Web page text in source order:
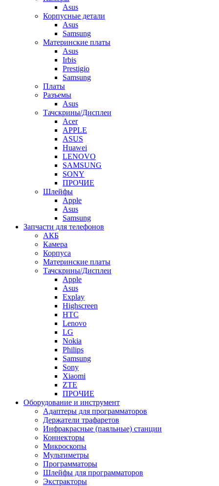
Asus
Корпусные детали
Asus
Samsung
Материнские платы
Asus
Irbis
Prestigio
Samsung
Платы
Разъемы
Asus
Тачскрины/Дисплеи
Acer
APPLE
ASUS
Huawei
LENOVO
SAMSUNG
SONY
ПРОЧИЕ
Шлейфы
Apple
Asus
Samsung
Запчасти для телефонов
АКБ
Камера
Корпуса
Материнские платы
Тачскрины/Дисплеи
Apple
Asus
Explay
Highscreen
HTC
Lenovo
LG
Nokia
Philips
Samsung
Sony
Xiaomi
ZTE
ПРОЧИЕ
Оборудование и инструмент
Адаптеры для программаторов
Держатели трафаретов
Инфракрасные (паяльные) станции
Коннекторы
Микроскопы
Мультиметры
Программаторы
Шлейфы для программаторов
Экстракторы